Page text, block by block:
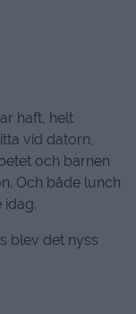
haft, helt
vid datorn,
och barnen
Och både lunch
idag.
blev det nyss